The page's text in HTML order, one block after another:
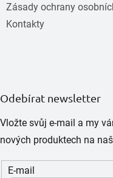
Zásady ochrany
Kontakty
Odebírat newsletter
Vložte svůj e-mail a my
nových produktech na
E-mail